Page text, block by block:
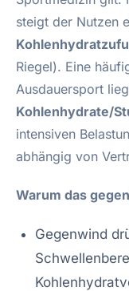
steigt der Nutzen
Riegel). Eine
Ausdauersport
Kohlenhydrate/
intensiven
abhängig von
Warum das
Gegenwind